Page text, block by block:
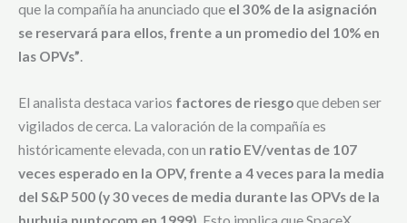
que la compañía ha anunciado que el 30% de la asignación
se reservará para ellos, frente a un promedio del 10% en
las OPVs”.
El analista destaca varios factores de riesgoque deben ser
vigilados de cerca. La valoración de la compañía es
históricamente elevada, con un ratio EV/ventas de 107
veces esperado en la OPV, frente a 4 veces para la media
del S&P 500 (y 30 veces de media durante las OPVs de la